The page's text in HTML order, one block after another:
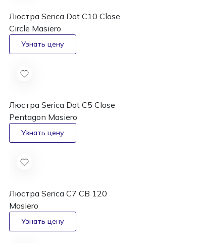
Люстра Serica Dot C10 Close
Circle Masiero
Люстра Serica Dot C5 Close
Pentagon Masiero
Люстра Serica C7 CB 120
Masiero